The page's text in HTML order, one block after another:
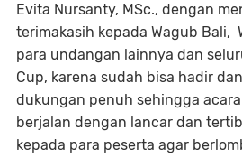
Evita Nursanty, MSc., dengan
terimakasih kepada Wagub Bali,
para undangan lainnya dan
Cup, karena sudah bisa hadir
dukungan penuh sehingga
berjalan dengan lancar dan
kepada para peserta agar